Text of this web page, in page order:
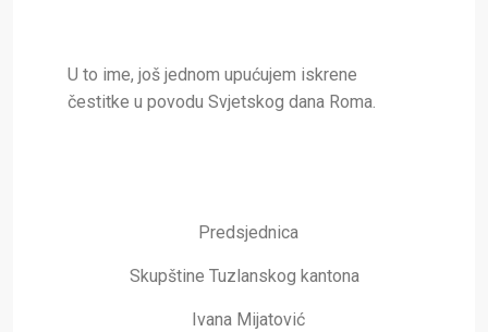
U to ime, još jednom upućujem iskrene
čestitke u povodu Svjetskog dana Roma.
Predsjednica
Skupštine Tuzlanskog kantona
Ivana Mijatović